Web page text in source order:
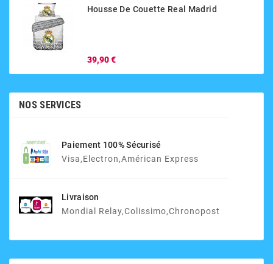
Housse De Couette Real Madrid
39,90 €Prix
NOS SERVICES
Paiement 100% Sécurisé
Visa,electron,Américan Express
Livraison
Mondial Relay,Colissimo,Chronopost